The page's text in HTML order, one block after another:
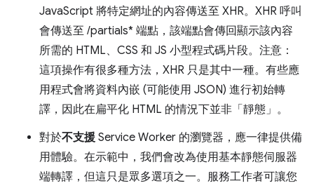
JavaScript 將特定網址的內容傳送至 XHR。XHR 呼叫
會傳送至 /partials* 端點，該端點會傳回顯示該內容
所需的 HTML、CSS 和 JS 小型程式碼片段。注意：
這項操作有很多種方法，XHR 只是其中一種。有些應
用程式會將資料內嵌 (可能使用 JSON) 進行初始轉
譯，因此在扁平化 HTML 的情況下並非「靜態」。
對於不支援 Service Worker 的瀏覽器，應一律提供備
用體驗。在示範中，我們會改為使用基本靜態伺服器
端轉譯，但這只是眾多選項之一。服務工作者可讓您